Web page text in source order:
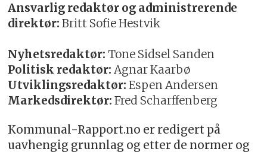
Ansvarlig redaktør og administrerende
direktør: Britt Sofie Hestvik
Nyhetsredaktør: Tone Sidsel Sanden
Politisk redaktør: Agnar Kaarbø
Utviklingsredaktør: Espen Andersen
Markedsdirektør: Fred Scharffenberg
Kommunal-Rapport.no er redigert på
uavhengig grunnlag og etter de normer og